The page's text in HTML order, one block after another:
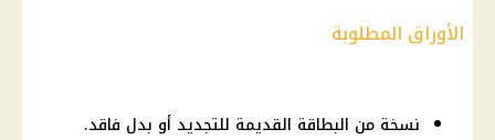
الأوراق المطلوبة
نسخة من البطاقة القديمة للتجديد أو بدل فاقد.